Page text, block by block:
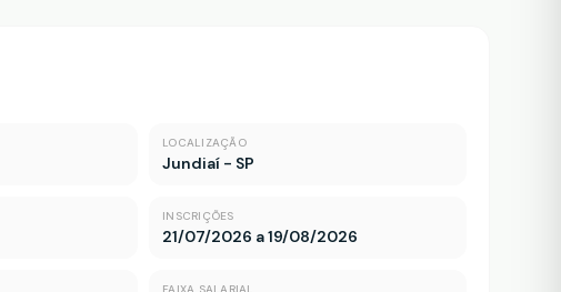
LOCALIZAÇÃO
Jundiaí - SP
INSCRIÇÕES
21/07/2026 a 19/08/2026